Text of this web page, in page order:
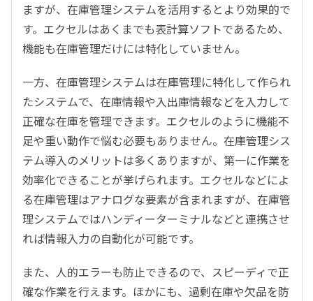
ますが、在庫管理システムを活用するとより効果的で
す。エクセルはあくまでも表計算ソフトであるため、
機能も在庫管理だけには特化していません。
一方、在庫管理システムは在庫管理に特化して作られ
たシステムで、在庫情報や入出庫情報などを入力して
正確な在庫を管理できます。エクセルのように機能不
足や重い動作で悩む必要もありません。在庫管理シス
テム導入のメリットは多くありますが、第一に作業を
効率化できることが挙げられます。エクセルなどによ
る在庫管理はアナログな要素が含まれますが、在庫管
理システムではハンディーターミナルなどと連携させ
れば情報入力の自動化が可能です。
また、人的エラーも防止できるので、スピーディで正
確な作業を行えます。ほかにも、過剰在庫や欠品を防